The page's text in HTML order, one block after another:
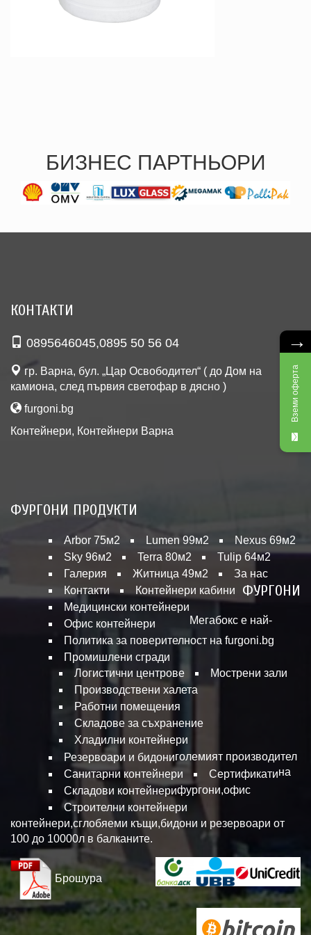
БИЗНЕС ПАРТНЬОРИ
КОНТАКТИ
0895646045,0895 50 56 04
гр. Варна, бул. „Цар Освободител“ ( до Дом на
камиона, след първия светофар в дясно )
furgoni.bg
Контейнери, Контейнери Варна
ФУРГОНИ ПРОДУКТИ
Arbor 75м2 Lumen 99м2
Nexus 69м2
Sky 96м2
Terra 80м2
Tulip 64м2
Галерия
Житница 49м2
За нас
Контакти
Контейнери кабини
Медицински контейнери
Офис контейнери
Политика за поверителност на furgoni.bg
Промишлени сгради
Логистични центрове
Мострени зали
Производствени халета
Работни помещения
Складове за съхранение
Хладилни контейнери
Резервоари и бидони
Санитарни контейнери
Сертификати
Складови контейнери
Строителни контейнери
ФУРГОНИ
Мегабокс е най-
големият производител
на
фургони,офис
контейнери,сглобяеми къщи,бидони и резервоари от
100 до 10000л в балканите.
Брошура
→
Вземи оферта